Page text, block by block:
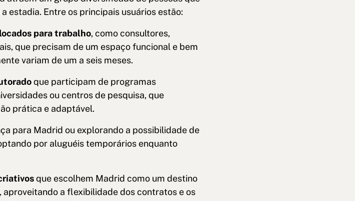
estadia. Entre os principais usuários estão:
para trabalho, como consultores,
que precisam de um espaço funcional e bem
variam de um a seis meses.
que participam de programas
ou centros de pesquisa, que
prática e adaptável.
para Madrid ou explorando a possibilidade de
por aluguéis temporários enquanto
que escolhem Madrid como um destino
a flexibilidade dos contratos e os